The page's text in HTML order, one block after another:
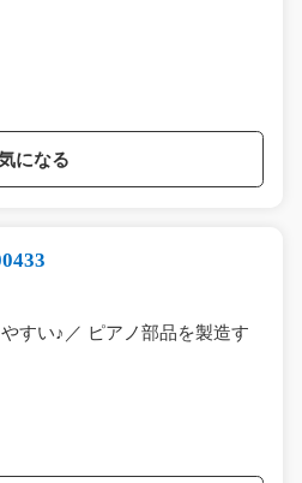
になる
すい♪／ ピアノ部品を製造す